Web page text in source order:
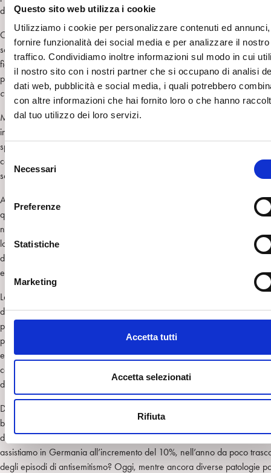
Questo sito web utilizza i cookie
Utilizziamo i cookie per personalizzare contenuti ed
fornire funzionalità dei social media e per analizzare il nostro
traffico. Condividiamo inoltre informazioni sul modo in cui
il nostro sito con i nostri partner che si occupano di analisi
dati web, pubblicità e social media, i quali potrebbero
con altre informazioni che hai fornito loro o che hanno
dal tuo utilizzo dei loro servizi.
e
z
o
e
l
c
o
s
e
n
o
Necessari
Preferenze
Statistiche
Marketing
Accetta tutti
Accetta selezionati
Rifiuta
difficile, ma necessario compito di elaborazione del trauma.
Credo infatti, in altre parole, che sia stato necessario attendere che i
sopravvissuti dessero vita ad una nuova generazione, assistendo alla
figli e di nipoti, verificando così la propria capacità procreativa e di
perché potessero ritrovare quella fiducia necessaria ad infrangere la
cospirazione del silenzio.
Ma, come ci dice Bohleber (2010), non è sufficiente la pur massima
individuale del traumatizzato perchè si compia il processo di
specie se si tratta di un trauma collettivo. È necessario che sia
contenitore collettivo e sociale esterno, in grado di ascoltare, di
sostenere empaticamente.
Allora diventa indispensabile che anche il mondo intorno ad Auschwitz
quel percorso che ancora oggi non è stato concluso e che consiste
nel riconoscimento delle responsabilità a tutti i livelli, individuando i
loro complici, troppo spesso nel dopoguerra aiutati a fuggire per vivere
dalla giustizia, facendoci oggi chiedere quanti processi le aule dei
europei non hanno potuto celebrare?
La mancanza di un effettivo processo di elaborazione basato sul
delle responsabilità, oltre a lasciare anche i carnefici e la loro
preda di una vera e propria colpa persecutoria (Grinberg, 1990),
pericoloso cortocircuito che troppo spesso porta i detrattori dello Stato
equiparare Israele al nazismo, o ad ingiuriare la Brigata Ebraica nel
celebrazioni per il 25 aprile, nell’illusione inconscia di pareggiare un
difficile da sostenere.
Dunque quali scenari possono essersi presentati ai sopravvissuti, a
bisogno di essere ascoltati, se ancora oggi si odono -anche dalla bocca
docenti, presunti maestri delle nuove generazioni- voci negazioniste,
assistiamo in Germania all’incremento del 10%, nell’anno da poco
degli episodi di antisemitismo? Oggi, mentre ancora diverse patologie